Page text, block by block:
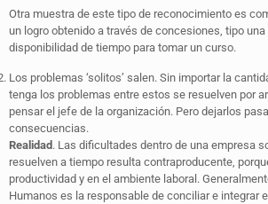
Otra muestra de este tipo de reconocimiento es
un logro obtenido a través de concesiones, tipo
disponibilidad de tiempo para tomar un curso.
Los problemas ‘solitos’ salen. Sin importar la
tenga los problemas entre estos se resuelven por
pensar el jefe de la organización. Pero dejarlos
consecuencias.
Realidad. Las dificultades dentro de una empresa
resuelven a tiempo resulta contraproducente,
productividad y en el ambiente laboral.
Humanos es la responsable de conciliar e integrar